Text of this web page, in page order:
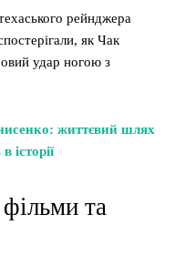
рейнджера
як Чак
удар ногою з
життєвий шлях
історії
та